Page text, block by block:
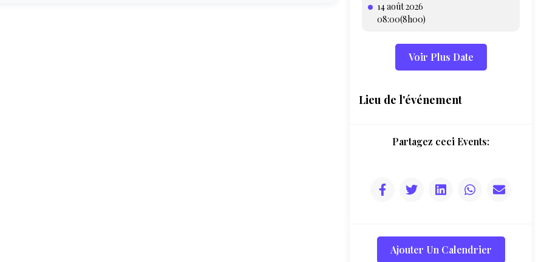
14 août 2026
08:00(8h00)
Voir Plus Date
Lieu de l'événement
Partagez ceci Events:
Ajouter Un Calendrier